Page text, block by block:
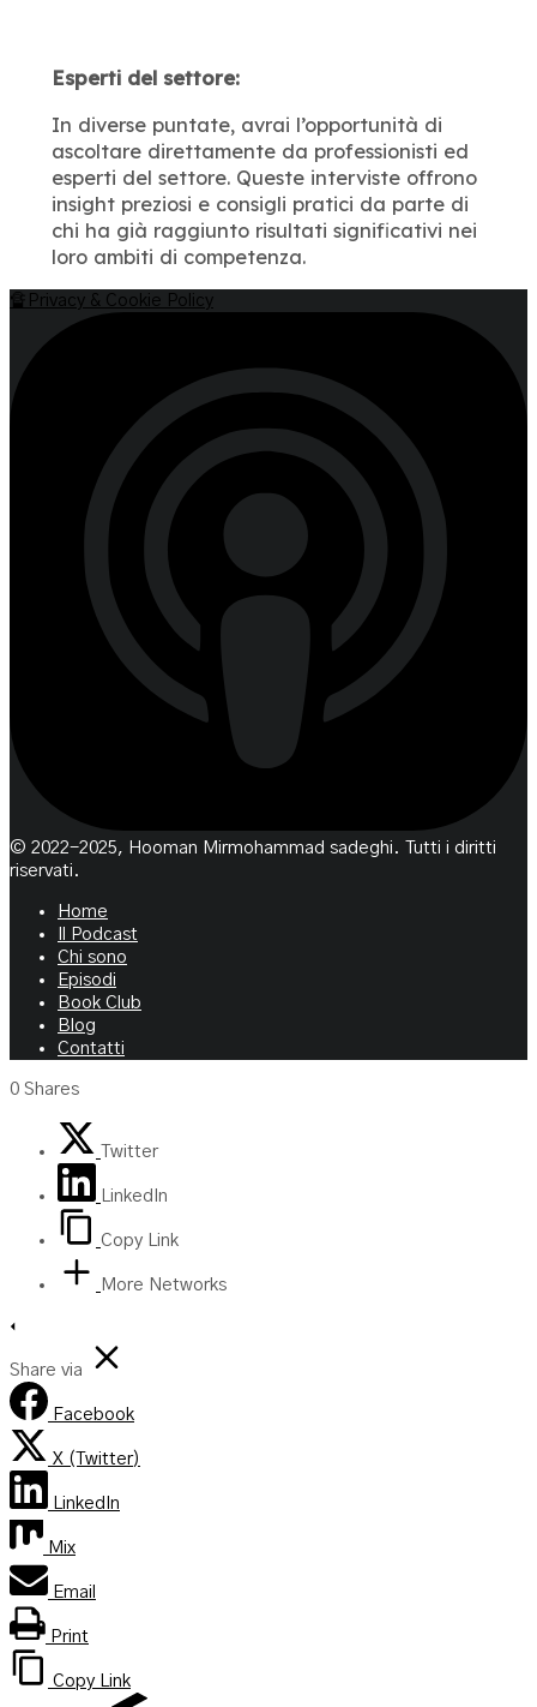
Esperti del settore:
In diverse puntate, avrai l’opportunità di
ascoltare direttamente da professionisti ed
esperti del settore. Queste interviste offrono
insight preziosi e consigli pratici da parte di
chi ha già raggiunto risultati significativi nei
loro ambiti di competenza.
🔏Privacy & Cookie Policy
© 2022-2025, Hooman Mirmohammad sadeghi. Tutti i diritti
riservati.
Home
Il Podcast
Chi sono
Episodi
Book Club
Blog
Contatti
0 Shares
Twitter
LinkedIn
Copy Link
More Networks
Share via
Facebook
X (Twitter)
LinkedIn
Mix
Email
Print
Copy Link